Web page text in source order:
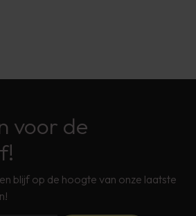
voor de
blijf op de hoogte van onze laatste